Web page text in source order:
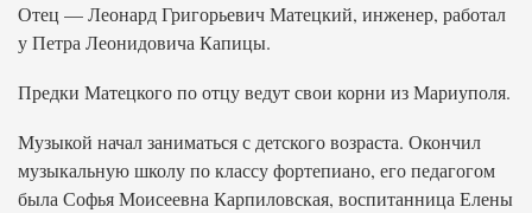
Отец — Леонард Григорьевич Матецкий, инженер, работал
у Петра Леонидовича Капицы.
Предки Матецкого по отцу ведут свои корни из Мариуполя.
Музыкой начал заниматься с детского возраста. Окончил
музыкальную школу по классу фортепиано, его педагогом
была Софья Моисеевна Карпиловская, воспитанница Елены